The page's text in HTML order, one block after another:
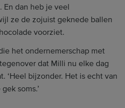
En dan heb je veel
ze de zojuist geknede ballen
voorziet.
het ondernemerschap met
dat Milli nu elke dag
‘Heel bijzonder. Het is echt van
soms.’